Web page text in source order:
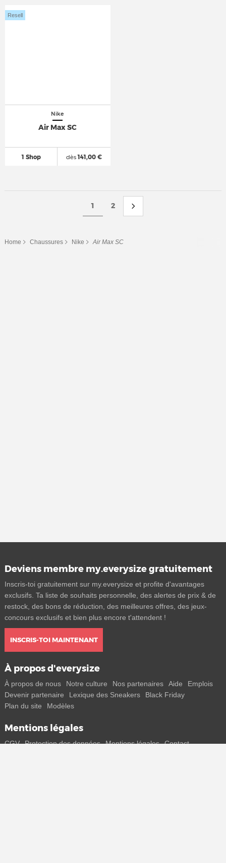
Nike
Air Max SC
1 Shop
Resell
dès141,00 €
1 2
Home Chaussures Nike Air Max SC
Deviens membre my.everysize gratuitement
Inscris-toi gratuitement sur my.everysize et profite d'avantages
exclusifs. Ta liste de souhaits personnelle, des alertes de prix & de
restock, des bons de réduction, des meilleures offres, des jeux-
concours exclusifs et bien plus encore t'attendent !
INSCRIS-TOI MAINTENANT
À propos d'everysize
À propos de nous Notre culture Nos partenaires Aide
Emplois
Devenir partenaire
Lexique des Sneakers
Black Friday
Plan du site
Modèles
Mentions légales
CGV Protection des données Mentions légales Contact